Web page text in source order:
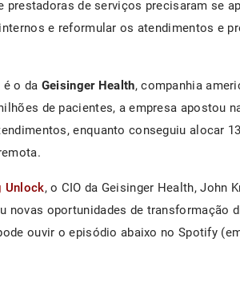
prestadoras de serviços precisaram se
e reformular os atendimentos e
é o da Geisinger Health, companhia
de pacientes, a empresa apostou
enquanto conseguiu alocar
Unlock, o CIO da Geisinger Health, John
novas oportunidades de transformação
ouvir o episódio abaixo no Spotify